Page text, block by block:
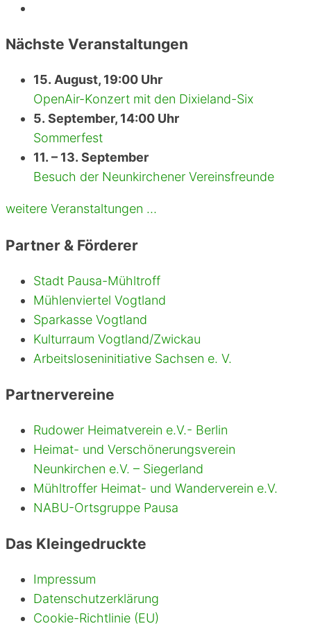
Nächste Veranstaltungen
15. August, 19:00 Uhr
OpenAir-Konzert mit den Dixieland-Six
5. September, 14:00 Uhr
Sommerfest
11. – 13. September
Besuch der Neunkirchener Vereinsfreunde
weitere Veranstaltungen …
Partner & Förderer
Stadt Pausa-Mühltroff
Mühlenviertel Vogtland
Sparkasse Vogtland
Kulturraum Vogtland/Zwickau
Arbeitsloseninitiative Sachsen e. V.
Partnervereine
Rudower Heimatverein e.V.- Berlin
Heimat- und Verschönerungsverein
Neunkirchen e.V. – Siegerland
Mühltroffer Heimat- und Wanderverein e.V.
NABU-Ortsgruppe Pausa
Das Kleingedruckte
Impressum
Datenschutzerklärung
Cookie-Richtlinie (EU)